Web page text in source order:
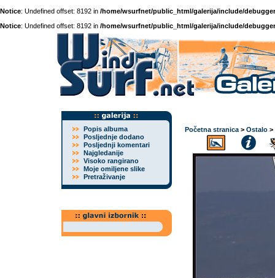
Notice: Undefined offset: 8192 in /home/wsurfnet/public_html/galerija/include/
Notice: Undefined offset: 8192 in /home/wsurfnet/public_html/galerija/include/
Popis albuma
Posljednje dodano
Posljednji komentari
Najgledanije
Visoko rangirano
Moje omiljene slike
Pretraživanje
Početna stranica > Ostalo >